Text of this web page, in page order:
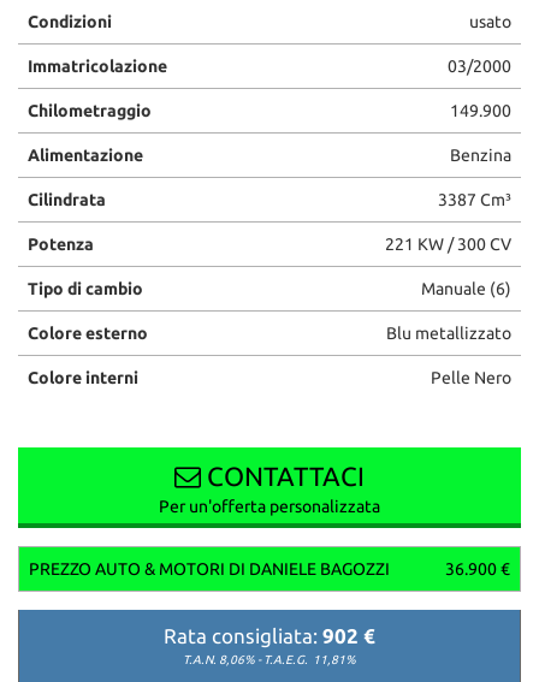
Condizioni usato
Immatricolazione 03/2000
Chilometraggio 149.900
Alimentazione Benzina
Cilindrata 3387 Cm³
Potenza 221 KW / 300 CV
Tipo di cambio Manuale (6)
Colore esterno Blu metallizzato
Colore interni Pelle Nero
CONTATTACI
Per un'offerta personalizzata
PREZZO AUTO & MOTORI DI DANIELE BAGOZZI 36.900 €
Rata consigliata: 902 €
T.A.N. 8,06% - T.A.E.G. 11,81%